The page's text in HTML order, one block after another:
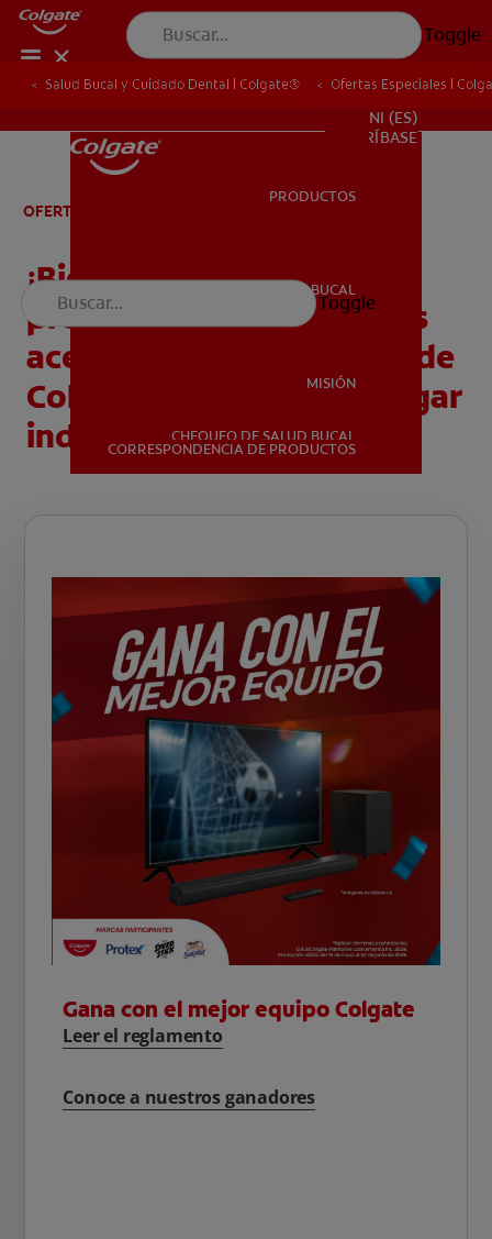
Toggle
SALUD BUCAL
PROMOCIONES
PROMOCIONES
NI (ES)
SUSCRÍBASE
PRODUCTOS
SALUD BUCAL
MISIÓN
CHEQUEO DE SALUD BUCAL
CORRESPONDENCIA DE PRODUCTOS
Toggle
Salud Bucal y Cuidado Dental | Colgate® Ofertas Especiales |
OFERTAS ESPECIALES
¡Bienvenido! ¿Buscas
promociones o saber más
acerca de los programas de
Colgate®? ¡Llegaste al lugar
indicado!
Gana con el mejor equipo Colgate
Leer el reglamento
Conoce a nuestros ganadores